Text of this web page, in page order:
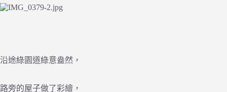
沿途綠園道綠意盎然，
路旁的屋子做了彩繪，